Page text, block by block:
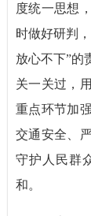
度统一思想
时做好研判
放心不下”的
关一关过，
重点环节加
交通安全、
守护人民群
和。